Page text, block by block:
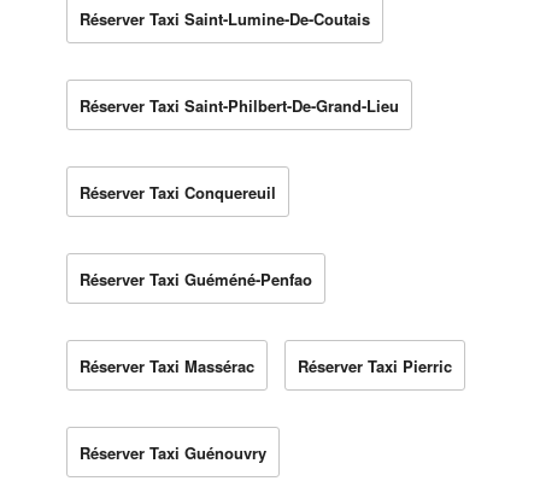
Réserver Taxi Saint-Lumine-De-Coutais
Réserver Taxi Saint-Philbert-De-Grand-Lieu
Réserver Taxi Conquereuil
Réserver Taxi Guéméné-Penfao
Réserver Taxi Massérac Réserver Taxi Pierric
Réserver Taxi Guénouvry